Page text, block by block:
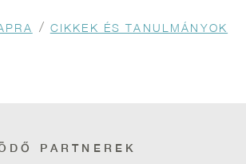
CIKKEK ÉS TANULMÁNYOK
PARTNEREK